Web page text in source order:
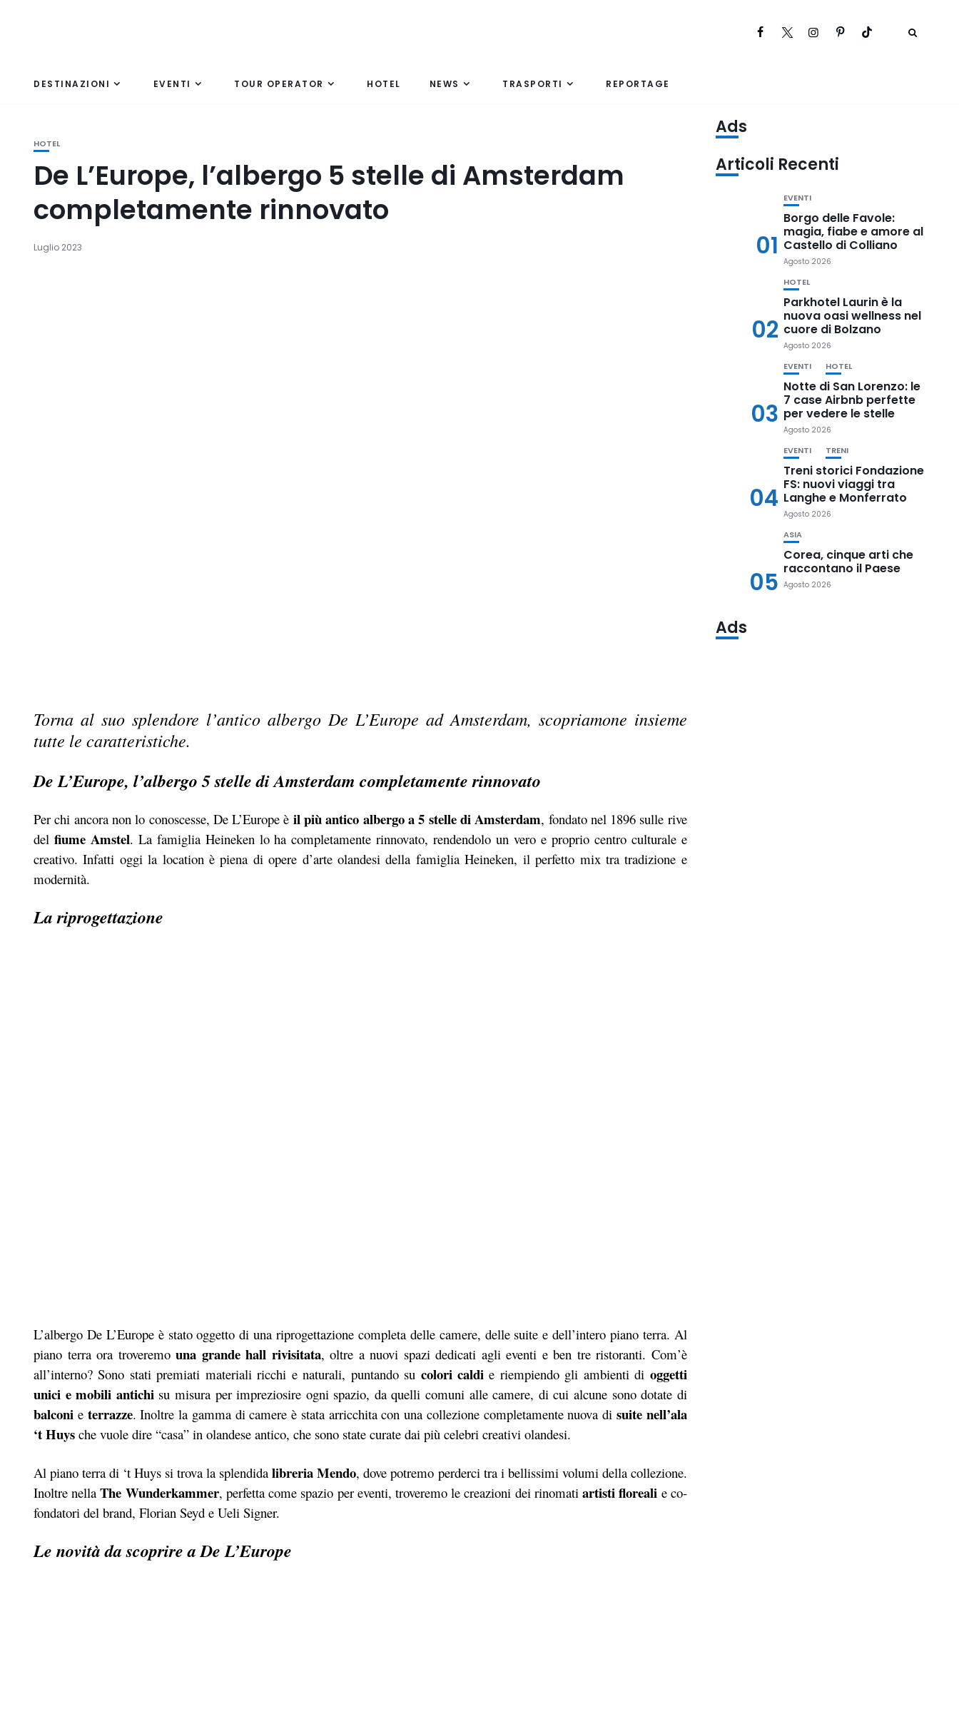
DESTINAZIONI EVENTI TOUR OPERATOR HOTEL NEWS TRASPORTI REPORTAGE
HOTEL
De L’Europe, l’albergo 5 stelle di Amsterdam
completamente rinnovato
Luglio 2023
Torna al suo splendore l’antico albergo De L’Europe ad Amsterdam, scopriamone insieme
tutte le caratteristiche.
De L’Europe, l’albergo 5 stelle di Amsterdam completamente rinnovato
Per chi ancora non lo conoscesse, De L’Europe è il più antico albergo a 5 stelle di Amsterdam, fondato nel 1896 sulle rive
del fiume Amstel. La famiglia Heineken lo ha completamente rinnovato, rendendolo un vero e proprio centro culturale e
creativo. Infatti oggi la location è piena di opere d’arte olandesi della famiglia Heineken, il perfetto mix tra tradizione e
modernità.
La riprogettazione
L’albergo De L’Europe è stato oggetto di una riprogettazione completa delle camere, delle suite e dell’intero piano terra. Al
piano terra ora troveremouna grande hall rivisitata, oltre a nuovi spazi dedicati agli eventi e ben tre ristoranti. Com’è
all’interno? Sono stati premiati materiali ricchi e naturali, puntando su colori caldi e riempiendo gli ambienti di oggetti
unici e mobili antichisu misura per impreziosire ogni spazio, da quelli comuni alle camere, di cui alcune sono dotate di
balconi e terrazze. Inoltre la gamma di camere è stata arricchita con una collezione completamente nuova di suite nell’ala
‘t Huys che vuole dire “casa” in olandese antico, che sono state curate dai più celebri creativi olandesi.
Al piano terra di ‘t Huys si trova la splendida libreria Mendo, dove potremo perderci tra i bellissimi volumi della collezione.
Inoltre nellaThe Wunderkammer, perfetta come spazio per eventi, troveremo le creazioni dei rinomatiartisti floreali e co-
fondatori del brand, Florian Seyd e Ueli Signer.
Le novità da scoprire a De L’Europe
Ads
Articoli Recenti
01
EVENTI
Borgo delle Favole:
magia, fiabe e amore al
Castello di Colliano
Agosto 2026
02
HOTEL
Parkhotel Laurin è la
nuova oasi wellness nel
cuore di Bolzano
Agosto 2026
03
EVENTI HOTEL
Notte di San Lorenzo: le
7 case Airbnb perfette
per vedere le stelle
Agosto 2026
04
EVENTI TRENI
Treni storici Fondazione
FS: nuovi viaggi tra
Langhe e Monferrato
Agosto 2026
05
ASIA
Corea, cinque arti che
raccontano il Paese
Agosto 2026
Ads